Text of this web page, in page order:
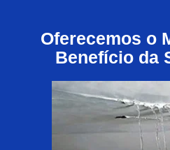
Oferecemos o
Benefício da